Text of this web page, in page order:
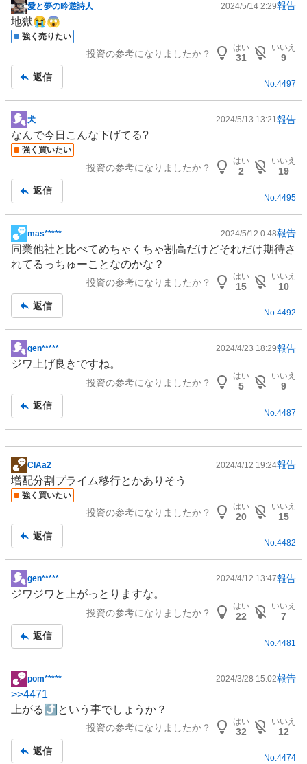
掲
示
板
愛と夢の吟遊詩人 2024/5/14 2:29報告
地獄😭😱
強く売りたい
投資の参考になりましたか？
はい
31
いいえ
9
返信
No.4497
掲
示
板
犬 2024/5/13 13:21報告
なんで今日こんな下げてる?
強く買いたい
投資の参考になりましたか？
はい
2
いいえ
19
返信
No. 4495
掲
示
板
mas***** 2024/5/12 0:48報告
同業他社と比べてめちゃくちゃ割高だけどそれだけ期待さ
れてるっちゅーことなのかな？
投資の参考になりましたか？
はい
15
いいえ
10
返信
No.4492
掲
示
事
gen***** 2024/4/23 18:29報告
ジワ上げ良きですね。
投資の参考になりましたか？
はい
5
いいえ
9
返信
No. 4487
掲
示
板
CIAa2 2024/4/12 19:24報告
増配分割プライム移行とかありそう
強く買いたい
投資の参考になりましたか？
はい
20
いいえ
15
返信
No.4482
掲
示
事
gen***** 2024/4/12 13:47報告
ジワジワと上がっとりますな。
投資の参考になりましたか？
はい
22
いいえ
7
返信
No. 4481
掲
示
板
pom***** 2024/3/28 15:02報告
>>4471
上がる⤴️という事でしょうか？
投資の参考になりましたか？
はい
32
いいえ
12
返信
No.4474